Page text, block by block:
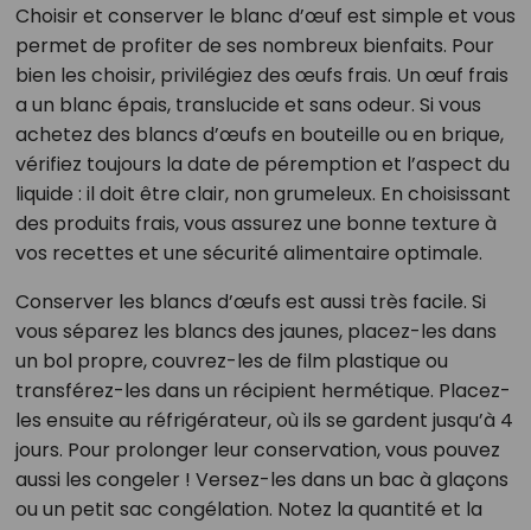
Choisir et conserver le blanc d’œuf est simple et vous
permet de profiter de ses nombreux bienfaits. Pour
bien les choisir, privilégiez des œufs frais. Un œuf frais
a un blanc épais, translucide et sans odeur. Si vous
achetez des blancs d’œufs en bouteille ou en brique,
vérifiez toujours la date de péremption et l’aspect du
liquide : il doit être clair, non grumeleux. En choisissant
des produits frais, vous assurez une bonne texture à
vos recettes et une sécurité alimentaire optimale.
Conserver les blancs d’œufs est aussi très facile. Si
vous séparez les blancs des jaunes, placez-les dans
un bol propre, couvrez-les de film plastique ou
transférez-les dans un récipient hermétique. Placez-
les ensuite au réfrigérateur, où ils se gardent jusqu’à 4
jours. Pour prolonger leur conservation, vous pouvez
aussi les congeler ! Versez-les dans un bac à glaçons
ou un petit sac congélation. Notez la quantité et la